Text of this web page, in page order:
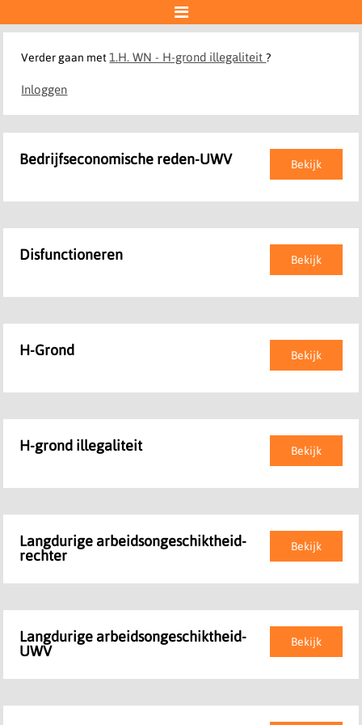

Verder gaan met1.H. WN - H-grond illegaliteit?
Inloggen
Bekijk
Bedrijfseconomische reden-UWV
Bekijk
Disfunctioneren
Bekijk
H-Grond
Bekijk
H-grond illegaliteit
Bekijk
Langdurige arbeidsongeschiktheid-
rechter
Bekijk
Langdurige arbeidsongeschiktheid-
UWV